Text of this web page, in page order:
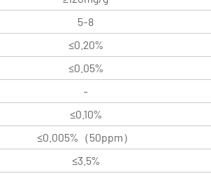
5-8
≤0.20%
≤0.05%
-
≤0.10%
≤0.005%（50ppm）
≤3.5%